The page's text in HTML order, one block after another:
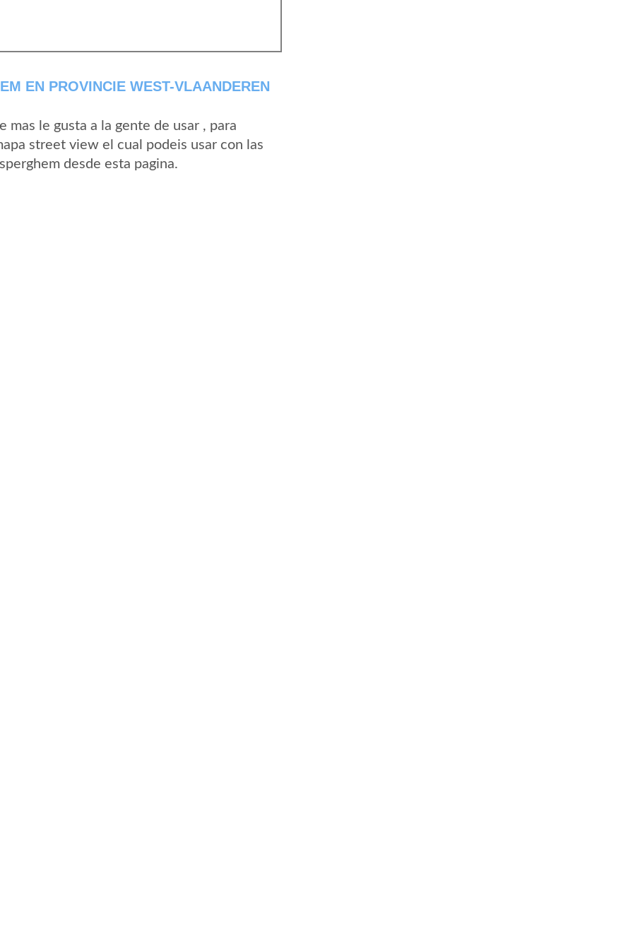
EN PROVINCIE WEST-VLAANDEREN
mas le gusta a la gente de usar , para
street view el cual podeis usar con las
desde esta pagina.